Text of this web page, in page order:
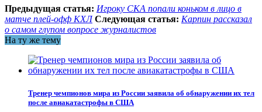
Предыдущая статья: Игроку СКА попали коньком в лицо в
матче плей-офф КХЛ Следующая статья: Карпин рассказал
о самом глупом вопросе журналистов
На ту же тему
Тренер чемпионов мира из России заявила об обнаружении их тел
после авиакатастрофы в США